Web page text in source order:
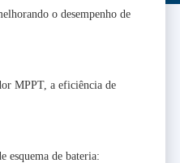
o desempenho de
MPPT, a eficiência de
esquema de bateria: